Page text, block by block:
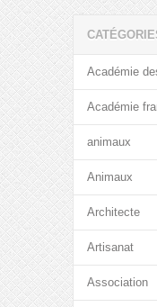
Académie
Académie
animaux
Animaux
Architecte
Artisanat
Association